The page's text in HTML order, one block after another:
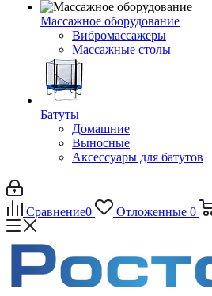
Массажное оборудование
Вибромассажеры
Массажные столы
Батуты
Домашние
Выносные
Аксессуары для батутов
Сравнение0 Отложенные 0